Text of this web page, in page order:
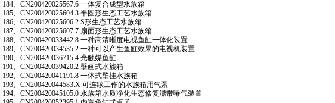
184、CN200420025567.6 一体复合成型水族箱
185、CN200420025604.3 半圆形生态工艺水族箱
186、CN200420025606.2 S形生态工艺水族箱
187、CN200420025607.7 扇面形生态工艺水族箱
188、CN200420033442.8 一种高清晰度电视鱼缸一体化装置
189、CN200420034535.2 一种可以产生鱼缸效果的电视机装置
190、CN200420036715.4 光触媒鱼缸
191、CN200420039420.2 壁画式水族箱
192、CN200420041191.8 一体式壁挂水族箱
193、CN200420044583.X 可连续工作的水族箱用气泵
194、CN200420045105.0 水族箱水质净化生态修复漂带曝气装置